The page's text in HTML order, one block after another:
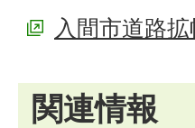
入間市道路
関連情報